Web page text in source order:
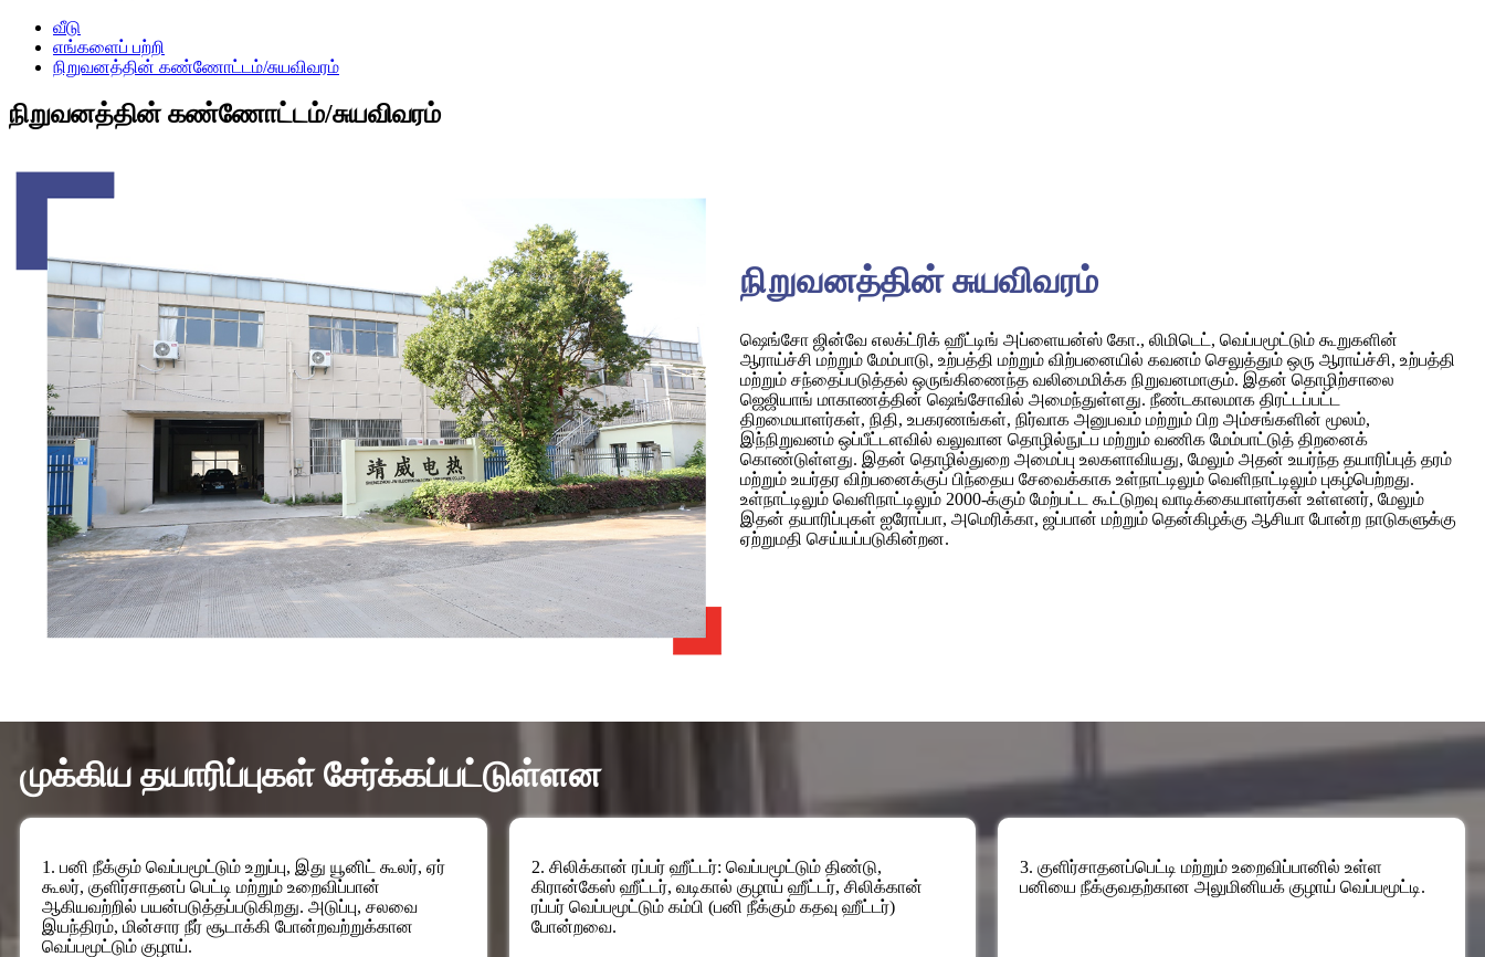
வீடு
எங்களைப் பற்றி
நிறுவனத்தின் கண்ணோட்டம்/சுயவிவரம்
நிறுவனத்தின் கண்ணோட்டம்/சுயவிவரம்
நிறுவனத்தின் சுயவிவரம்
ஷெங்சோ ஜின்வே எலக்ட்ரிக் ஹீட்டிங் அப்ளையன்ஸ் கோ., லிமிடெட், வெப்பமூட்டும் கூறுகளின்
ஆராய்ச்சி மற்றும் மேம்பாடு, உற்பத்தி மற்றும் விற்பனையில் கவனம் செலுத்தும் ஒரு ஆராய்ச்சி, உற்பத்தி
மற்றும் சந்தைப்படுத்தல் ஒருங்கிணைந்த வலிமைமிக்க நிறுவனமாகும். இதன் தொழிற்சாலை
ஜெஜியாங் மாகாணத்தின் ஷெங்சோவில் அமைந்துள்ளது. நீண்டகாலமாக திரட்டப்பட்ட
திறமையாளர்கள், நிதி, உபகரணங்கள், நிர்வாக அனுபவம் மற்றும் பிற அம்சங்களின் மூலம்,
இந்நிறுவனம் ஒப்பீட்டளவில் வலுவான தொழில்நுட்ப மற்றும் வணிக மேம்பாட்டுத் திறனைக்
கொண்டுள்ளது. இதன் தொழில்துறை அமைப்பு உலகளாவியது, மேலும் அதன் உயர்ந்த தயாரிப்புத் தரம்
மற்றும் உயர்தர விற்பனைக்குப் பிந்தைய சேவைக்காக உள்நாட்டிலும் வெளிநாட்டிலும் புகழ்பெற்றது.
உள்நாட்டிலும் வெளிநாட்டிலும் 2000-க்கும் மேற்பட்ட கூட்டுறவு வாடிக்கையாளர்கள் உள்ளனர், மேலும்
இதன் தயாரிப்புகள் ஐரோப்பா, அமெரிக்கா, ஜப்பான் மற்றும் தென்கிழக்கு ஆசியா போன்ற நாடுகளுக்கு
ஏற்றுமதி செய்யப்படுகின்றன.
முக்கிய தயாரிப்புகள் சேர்க்கப்பட்டுள்ளன
1. பனி நீக்கும் வெப்பமூட்டும் உறுப்பு, இது யூனிட் கூலர், ஏர்
கூலர், குளிர்சாதனப் பெட்டி மற்றும் உறைவிப்பான்
ஆகியவற்றில் பயன்படுத்தப்படுகிறது. அடுப்பு, சலவை
இயந்திரம், மின்சார நீர் சூடாக்கி போன்றவற்றுக்கான
வெப்பமூட்டும் குழாய்.
2. சிலிக்கான் ரப்பர் ஹீட்டர்: வெப்பமூட்டும் திண்டு,
கிரான்கேஸ் ஹீட்டர், வடிகால் குழாய் ஹீட்டர், சிலிக்கான்
ரப்பர் வெப்பமூட்டும் கம்பி (பனி நீக்கும் கதவு ஹீட்டர்)
போன்றவை.
3. குளிர்சாதனப்பெட்டி மற்றும் உறைவிப்பானில் உள்ள
பனியை நீக்குவதற்கான அலுமினியக் குழாய் வெப்பமூட்டி.